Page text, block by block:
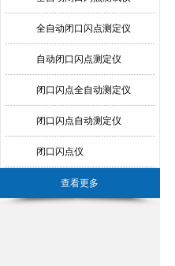
全自动闭口闪点测定仪
自动闭口闪点测定仪
闭口闪点全自动测定仪
闭口闪点自动测定仪
闭口闪点仪
查看更多